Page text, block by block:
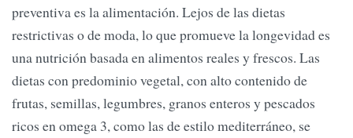
preventiva es la alimentación. Lejos de las dietas
restrictivas o de moda, lo que promueve la longevidad es
una nutrición basada en alimentos reales y frescos. Las
dietas con predominio vegetal, con alto contenido de
frutas, semillas, legumbres, granos enteros y pescados
ricos en omega 3, como las de estilo mediterráneo, se